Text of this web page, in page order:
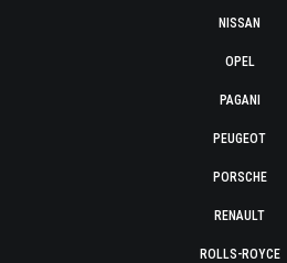
NISSAN
OPEL
PAGANI
PEUGEOT
PORSCHE
RENAULT
ROLLS-ROYCE